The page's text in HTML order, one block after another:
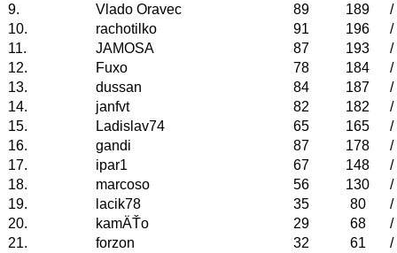
9.
Vlado Oravec 89 189
/
10.
rachotilko 91 196
/
11.
JAMOSA 87 193
/
12.
Fuxo 78 184
/
13.
dussan 84 187
/
14.
janfvt 82 182
/
15.
Ladislav74 65 165
/
16.
gandi 87 178
/
17.
ipar1 67 148
/
18.
marcoso 56 130
/
19.
lacik78 35 80
/
20.
kamÄŤo 29 68
/
21.
forzon 32 61
/